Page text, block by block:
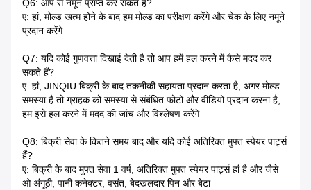
Q6: आप से नमूने प्राप्त कर सकते हैं?
ए: हां, मोल्ड खत्म होने के बाद हम मोल्ड का परीक्षण करेंगे और चेक के लिए नमूने
प्रदान करेंगे
Q7: यदि कोई गुणवत्ता दिखाई देती है तो आप हमें हल करने में कैसे मदद कर
सकते हैं?
ए: हां, JINQIU बिक्री के बाद तकनीकी सहायता प्रदान करता है, अगर मोल्ड
समस्या है तो ग्राहक को समस्या से संबंधित फोटो और वीडियो प्रदान करना है,
हम इसे हल करने में मदद की जांच और विश्लेषण करेंगे
Q8: बिक्री सेवा के कितने समय बाद और यदि कोई अतिरिक्त मुफ्त स्पेयर पार्ट्स
हैं?
ए: बिक्री के बाद मुफ्त सेवा 1 वर्ष, अतिरिक्त मुफ्त स्पेयर पार्ट्स हां है और जैसे
ओ अंगूठी, पानी कनेक्टर, वसंत, बेदखलदार पिन और बेटा